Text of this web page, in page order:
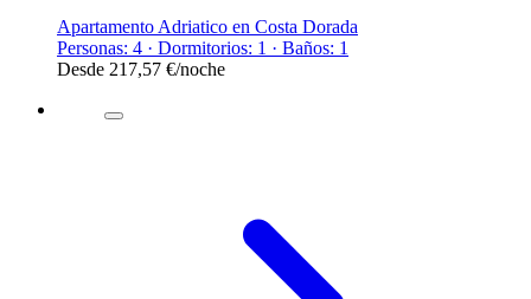
Apartamento Adriatico en Costa Dorada
Personas: 4 · Dormitorios: 1 · Baños: 1
Desde 217,57 €/noche